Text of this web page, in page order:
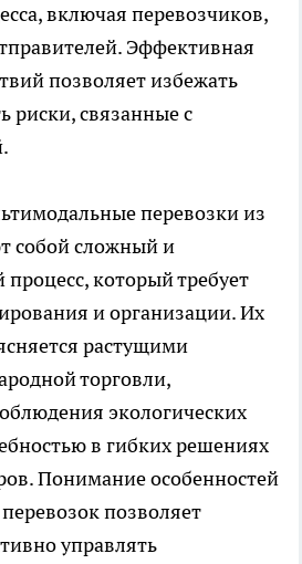
включая перевозчиков,
Эффективная
позволяет избежать
риски, связанные с
перевозки из
собой сложный и
который требует
и организации. Их
растущими
торговли,
экологических
в гибких решениях
Понимание особенностей
позволяет
управлять